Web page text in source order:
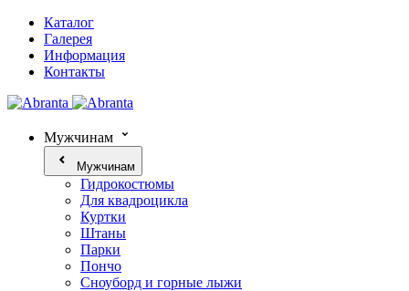
Каталог
Галерея
Информация
Контакты
Мужчинам
Мужчинам
Гидрокостюмы
Для квадроцикла
Куртки
Штаны
Парки
Пончо
Сноуборд и горные лыжи